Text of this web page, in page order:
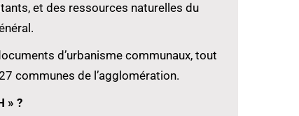
et des ressources naturelles du
d’urbanisme communaux, tout
communes de l’agglomération.
» ?